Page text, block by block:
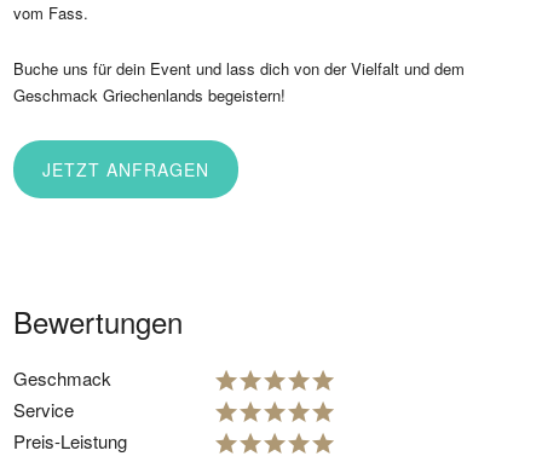
vom Fass.
Buche uns für dein Event und lass dich von der Vielfalt und dem
Geschmack Griechenlands begeistern!
JETZT ANFRAGEN
Bewertungen
Geschmack
Service
Preis-Leistung